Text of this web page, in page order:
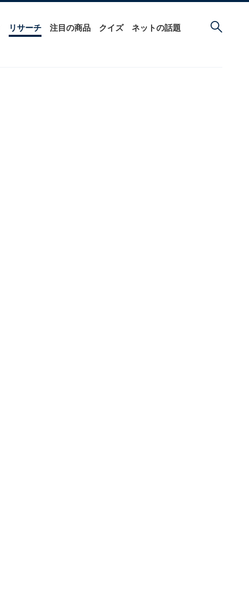
リサーチ 注目の商品 クイズ ネットの話題